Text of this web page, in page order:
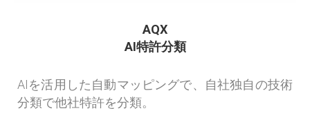
AQX
AI特許分類
AIを活用した自動マッピングで、自社独自の技術
分類で他社特許を分類。